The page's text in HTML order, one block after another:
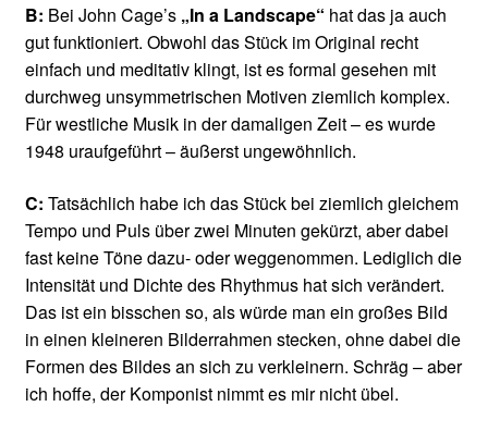
B: Bei John Cage’s „In a Landscape“ hat das ja auch
gut funktioniert. Obwohl das Stück im Original recht
einfach und meditativ klingt, ist es formal gesehen mit
durchweg unsymmetrischen Motiven ziemlich komplex.
Für westliche Musik in der damaligen Zeit – es wurde
1948 uraufgeführt – äußerst ungewöhnlich.
C: Tatsächlich habe ich das Stück bei ziemlich gleichem
Tempo und Puls über zwei Minuten gekürzt, aber dabei
fast keine Töne dazu- oder weggenommen. Lediglich die
Intensität und Dichte des Rhythmus hat sich verändert.
Das ist ein bisschen so, als würde man ein großes Bild
in einen kleineren Bilderrahmen stecken, ohne dabei die
Formen des Bildes an sich zu verkleinern. Schräg – aber
ich hoffe, der Komponist nimmt es mir nicht übel.